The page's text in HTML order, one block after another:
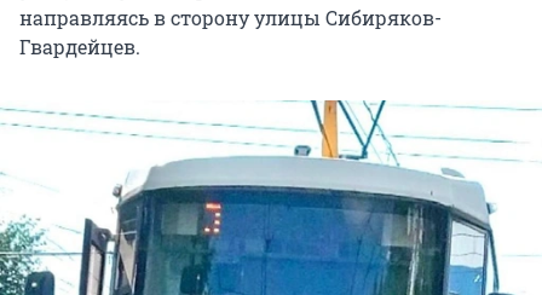
направляясь в сторону улицы Сибиряков-
Гвардейцев.